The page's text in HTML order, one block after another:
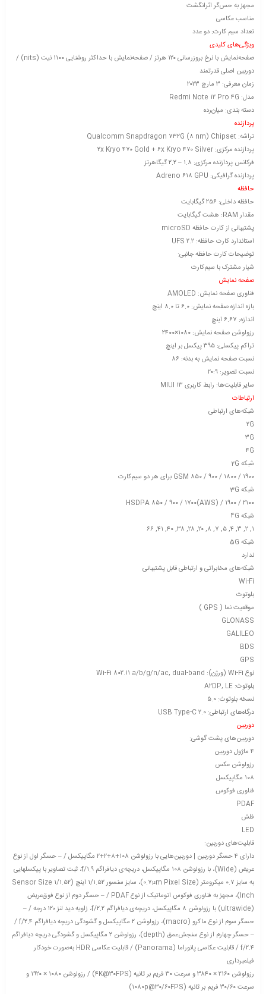
مجهز به حس‌گر اثرانگشت
مناسب عکاسی
تعداد سیم کارت: دو عدد
ویژگی‌های کلیدی
صفحه‌نمایش با نرخ بروزرسانی ۱۲۰ هرتز / صفحه‌نمایش با حداکثر روشنایی ۱۱۰۰ نیت (nits) /
دوربین اصلی قدرتمند
زمان معرفی: ۳ مارچ ۲۰۲۳
مدل: Redmi Note ۱۲ Pro ۴G
دسته ‌بندی‌: میان‌رده
پردازنده
تراشه: Qualcomm Snapdragon ۷۳۲G (۸ nm) Chipset
پردازنده‌ مرکزی: ۲x Kryo ۴۷۰ Gold + ۶x Kryo ۴۷۰ Silver
فرکانس پردازنده‌ مرکزی: ۱.۸ – ۲.۲ گیگاهرتز
پردازنده‌ گرافیکی: Adreno ۶۱۸ GPU
حافظه
حافظه داخلی: ۲۵۶ گیگابایت
مقدار RAM: هشت گیگابایت
پشتیبانی از کارت حافظه microSD
استاندارد کارت حافظه: UFS ۲.۲
توضیحات کارت حافظه جانبی:
شیار مشترک با سیم‌کارت
صفحه نمایش
فناوری صفحه‌ نمایش: AMOLED
بازه‌ اندازه صفحه نمایش: ۶.۰ تا ۸.۰ اینچ
اندازه: ۶.۶۷ اینچ
رزولوشن صفحه نمایش: ۱۰۸۰×۲۴۰۰
تراکم پیکسلی: ۳۹۵ پیکسل بر اینچ
نسبت صفحه‌ نمایش به بدنه: ۸۶
نسبت تصویر: ۲۰:۹
سایر قابلیت‌ها: رابط کاربری MIUI ۱۳
ارتباطات
شبکه‌های ارتباطی
۲G
۳G
۴G
شبکه 2G
GSM ۸۵۰ / ۹۰۰ / ۱۸۰۰ / ۱۹۰۰ برای هر دو سیم‌کارت
شبکه 3G
HSDPA ۸۵۰ / ۹۰۰ / ۱۷۰۰(AWS) / ۱۹۰۰ / ۲۱۰۰
شبکه 4G
۱, ۲, ۳, ۴, ۵, ۷, ۸, ۲۰, ۲۸, ۳۸, ۴۰, ۴۱, ۶۶
شبکه 5G
ندارد
شبکه‌های مخابراتی و ارتباطی قابل پشتیبانی
Wi-Fi
بلوتوث
موقعیت نما ( GPS )
GLONASS
GALILEO
BDS
GPS
نوع Wi-Fi (ورژن): Wi-Fi ۸۰۲.۱۱ a/b/g/n/ac, dual-band
بلوتوث: A۲DP, LE
نسخه بلوتوث: ۵.۰
درگاه‌های ارتباطی: USB Type-C ۲.۰
دوربین
دوربین‌های پشت گوشی:
۴ ماژول دوربین
رزولوشن عکس
۱۰۸ مگاپیکسل
فناوری فوکوس
PDAF
فلش
LED
قابلیت‌های دوربین:
دارای ۴ حسگر دوربین | دوربین‌هایی با رزولوشن ۱۰۸+۸+۲+۲ مگاپیکسل / – حسگر اول از نوع
عریض (Wide)، با رزولوشن ۱۰۸ مگاپیکسل، دریچه‌ی دیافراگم f/۱.۹، ثبت تصاویر با پیکسل‎هایی
به سایز ۰.۷ میکرومتر (۰.۷µm Pixel Size)، سایز سنسور ۱/۱.۵۲ اینچ (Sensor Size ۱/۱.۵۲
Inch)، مجهز به فناوری فوکوس اتوماتیک از نوع PDAF / – حسگر دوم از نوع فوق‌عریض
(ultrawide) با رزولوشن ۸ مگاپیکسل، دریچه‌ی دیافراگم f/۲.۲، زاویه دید لنز ۱۲۰ درجه / –
حسگر سوم از نوع ماکرو (macro)، رزولوشن ۲ مگاپیکسل و گشودگی دریچه دیافراگم f/۲.۴ /
– حسگر چهارم از نوع سنجش‌عمق (depth)، رزولوشن ۲ مگاپیکسل و گشودگی دریچه دیافراگم
f/۲.۴ / قابلیت عکاسی پانوراما (Panorama) / قابلیت عکاسی HDR به‌صورت خودکار
فیلمبرداری
رزولوشن ۲۱۶۰ × ۳۸۴۰ و سرعت ۳۰ فریم بر ثانیه (۴K@۳۰FPS) / رزولوشن ۱۰۸۰ × ۱۹۲۰ و
سرعت ۳۰/۶۰ فریم بر ثانیه (۱۰۸۰p@۳۰/۶۰FPS)